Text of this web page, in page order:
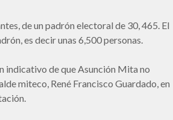
de un padrón electoral de 30, 465. El
es decir unas 6,500 personas.
indicativo de que Asunción Mita no
miteco, René Francisco Guardado, en